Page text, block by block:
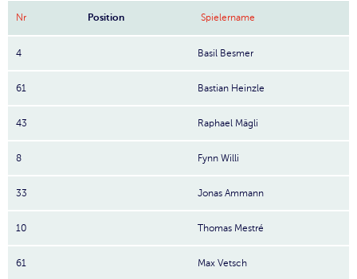
Nr Position Spielername
4 Basil Besmer
61 Bastian Heinzle
43 Raphael Mägli
8 Fynn Willi
33 Jonas Ammann
10 Thomas Mestré
61 Max Vetsch